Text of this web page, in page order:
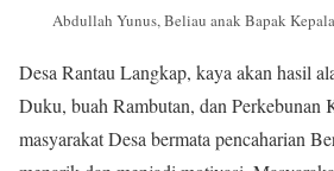
Abdullah Yunus, Beliau anak Bapak
Desa Rantau Langkap, kaya akan hasil
Duku, buah Rambutan, dan Perkebunan
masyarakat Desa bermata pencaharian